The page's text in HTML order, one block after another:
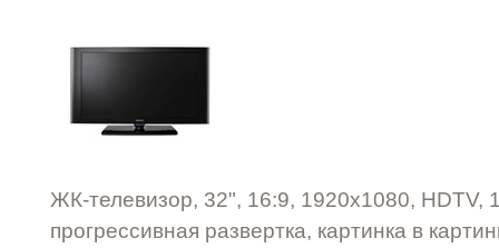
ЖК-телевизор, 32", 16:9, 1920x1080, HDTV,
прогрессивная развертка, картинка в